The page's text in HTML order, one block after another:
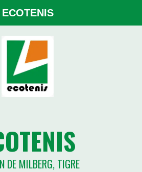
DE MILBERG, TIGRE
ECOTENIS